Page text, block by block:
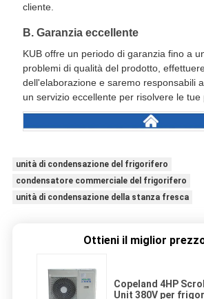
cliente.
B. Garanzia eccellente
KUB offre un periodo di garanzia fino a
problemi di qualità del prodotto,
dell'elaborazione e saremo responsabili
un servizio eccellente per risolvere le tue
unità di condensazione del frigorifero
condensatore commerciale del frigorifero
unità di condensazione della stanza fresca
Ottieni il miglior
Copeland 4HP
Unit 380V per